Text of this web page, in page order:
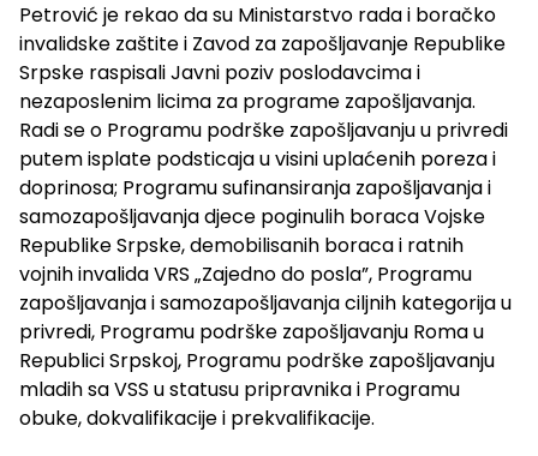
Petrović je rekao da su Ministarstvo rada i boračko
invalidske zaštite i Zavod za zapošljavanje Republike
Srpske raspisali Javni poziv poslodavcima i
nezaposlenim licima za programe zapošljavanja.
Radi se o Programu podrške zapošljavanju u privredi
putem isplate podsticaja u visini uplaćenih poreza i
doprinosa; Programu sufinansiranja zapošljavanja i
samozapošljavanja djece poginulih boraca Vojske
Republike Srpske, demobilisanih boraca i ratnih
vojnih invalida VRS „Zajedno do posla”, Programu
zapošljavanja i samozapošljavanja ciljnih kategorija u
privredi, Programu podrške zapošljavanju Roma u
Republici Srpskoj, Programu podrške zapošljavanju
mladih sa VSS u statusu pripravnika i Programu
obuke, dokvalifikacije i prekvalifikacije.